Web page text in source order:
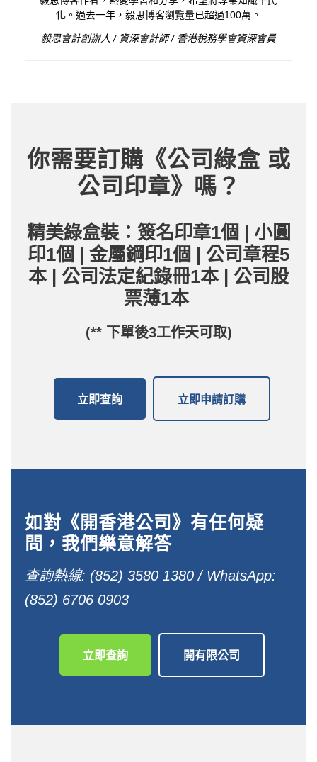
化。過去一年，毅思博客瀏覽量已超過100萬。
毅思會計創辦人 / 資深會計師 / 香港稅務學會資深會員
你需要訂購《公司綠盒 或
公司印章》嗎？
精美綠盒裝：簽名印章1個 | 小圓
印1個 | 金屬鋼印1個 | 公司章程5
本 | 公司法定紀錄冊1本 | 公司股
票薄1本
(** 下單後3工作天可取)
立即查詢 立即申請訂購
如對《開香港公司》有任何疑
問，我們樂意解答
查詢熱線: (852) 3580 1380 / WhatsApp:
(852) 6706 0903
立即查詢 開有限公司